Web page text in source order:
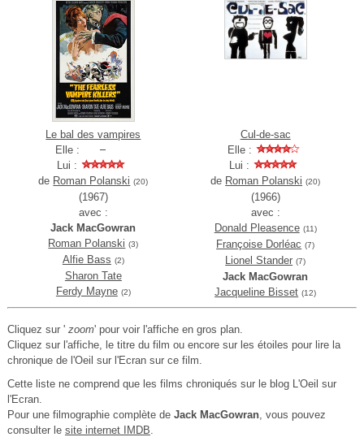
Le bal des vampires
Elle :
Lui :
de Roman Polanski (20)
(1967)
avec :
Jack MacGowran
Roman Polanski (3)
Alfie Bass (2)
Sharon Tate
Ferdy Mayne (2)
Cul-de-sac
Elle :
Lui :
de Roman Polanski (20)
(1966)
avec :
Donald Pleasence (11)
Françoise Dorléac (7)
Lionel Stander (7)
Jack MacGowran
Jacqueline Bisset (12)
Cliquez sur ' zoom' pour voir l'affiche en gros plan.
Cliquez sur l'affiche, le titre du film ou encore sur les étoiles pour lire la
chronique de l'Oeil sur l'Ecran sur ce film.
Cette liste ne comprend que les films chroniqués sur le blog L'Oeil sur
l'Ecran.
Pour une filmographie complète de Jack MacGowran, vous pouvez
consulter le site internet IMDB.